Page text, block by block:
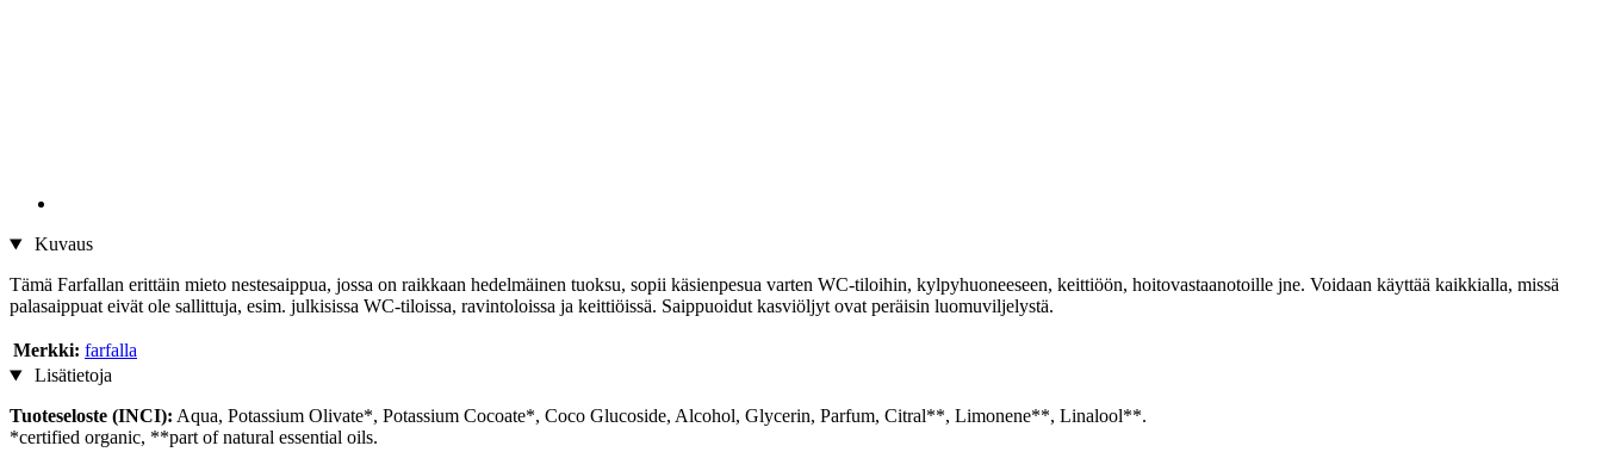
Kuvaus
Tämä Farfallan erittäin mieto nestesaippua, jossa on raikkaan hedelmäinen tuoksu, sopii käsienpesua varten WC-tiloihin, kylpyhuoneeseen, keittiöön, hoitovastaanotoille jne. Voidaan käyttää kaikkialla, missä
palasaippuat eivät ole sallittuja, esim. julkisissa WC-tiloissa, ravintoloissa ja keittiöissä. Saippuoidut kasviöljyt ovat peräisin luomuviljelystä.
Merkki: farfalla
Lisätietoja
Tuoteseloste (INCI): Aqua, Potassium Olivate*, Potassium Cocoate*, Coco Glucoside, Alcohol, Glycerin, Parfum, Citral**, Limonene**, Linalool**.
*certified organic, **part of natural essential oils.